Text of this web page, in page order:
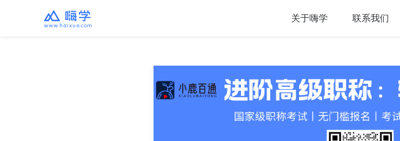
关于嗨学 联系我们